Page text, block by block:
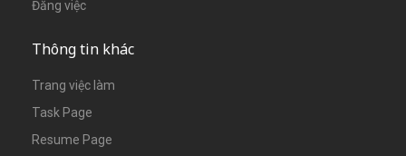
Đăng việc
Thông tin khác
Trang việc làm
Task Page
Resume Page